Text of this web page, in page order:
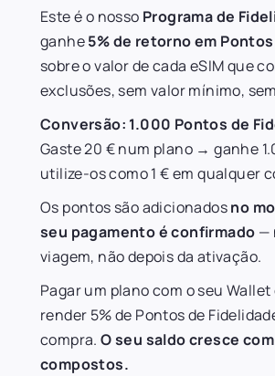
Este é o nosso Programa de
ganhe5% de retorno em
sobre o valor de cada eSIM que
exclusões, sem valor mínimo,
Conversão: 1.000 Pontos de
Gaste 20 € num plano → ganhe
utilize-os como 1 € em qualquer
Os pontos são adicionadosno
seu pagamento é confirmado —
viagem, não depois da ativação.
Pagar um plano com o seu
render 5% de Pontos de
compra.O seu saldo cresce
compostos.